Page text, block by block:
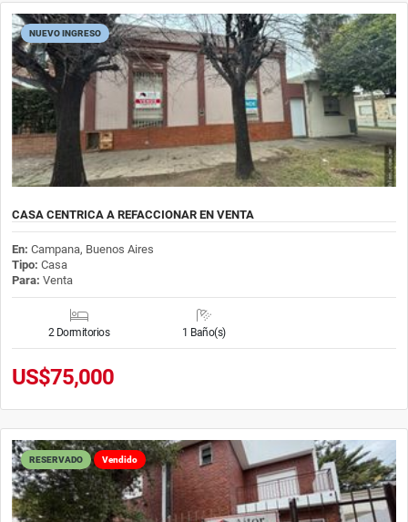
NUEVO INGRESO
CASA CENTRICA A REFACCIONAR EN VENTA
En: Campana, Buenos Aires
Tipo: Casa
Para: Venta
2 Dormitorios 1 Baño(s)
US$75,000
RESERVADO Vendido